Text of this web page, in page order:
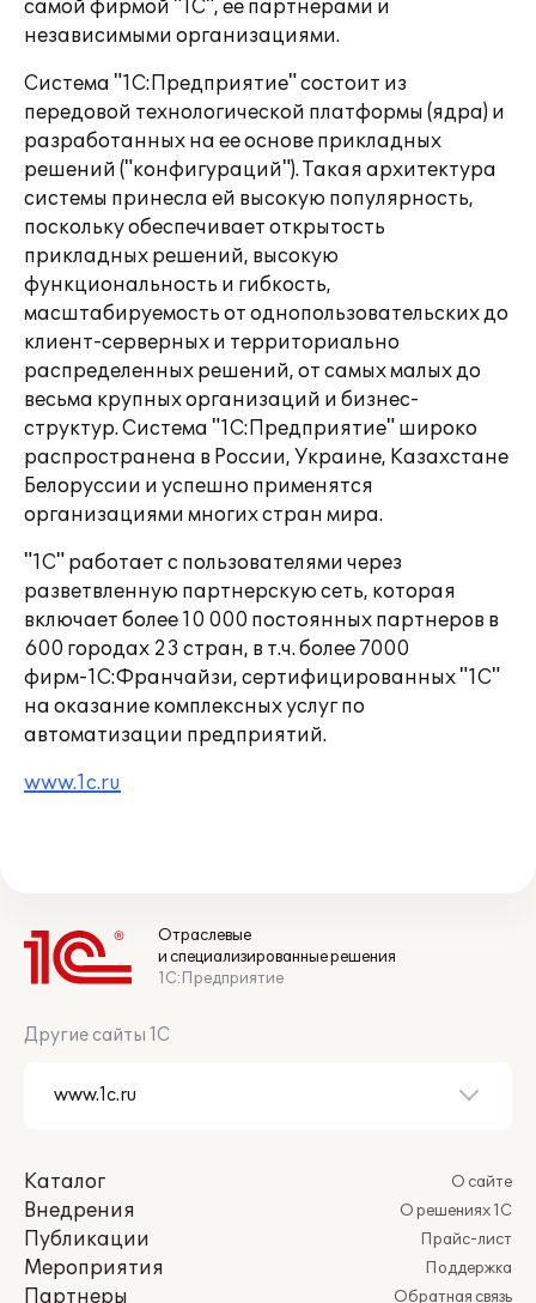
самой фирмой "1С", ее партнерами и
независимыми организациями.
Система "1С:Предприятие" состоит из
передовой технологической платформы (ядра) и
разработанных на ее основе прикладных
решений ("конфигураций"). Такая архитектура
системы принесла ей высокую популярность,
поскольку обеспечивает открытость
прикладных решений, высокую
функциональность и гибкость,
масштабируемость от однопользовательских до
клиент-серверных и территориально
распределенных решений, от самых малых до
весьма крупных организаций и бизнес-
структур. Система "1С:Предприятие" широко
распространена в России, Украине, Казахстане
Белоруссии и успешно применятся
организациями многих стран мира.
"1С" работает с пользователями через
разветвленную партнерскую сеть, которая
включает более 10 000 постоянных партнеров в
600 городах 23 стран, в т.ч. более 7000
фирм-1С:Франчайзи, сертифицированных "1С"
на оказание комплексных услуг по
автоматизации предприятий.
www.1c.ru
Отраслевые
и специализированные решения
1С:Предприятие
Другие сайты 1С
Каталог
Внедрения
Публикации
Мероприятия
Партнеры
О сайте
О решениях 1С
Прайс-лист
Поддержка
Обратная связь